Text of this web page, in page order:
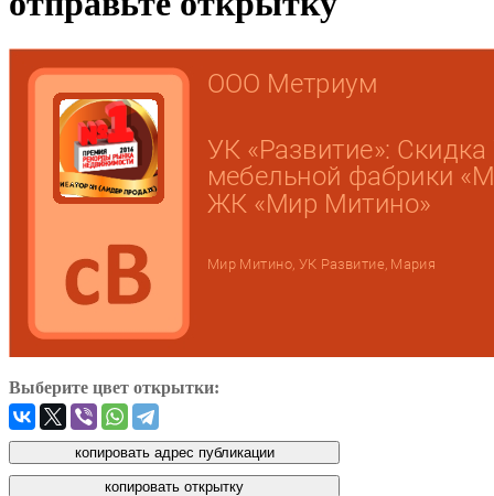
Выберите цвет открытки: